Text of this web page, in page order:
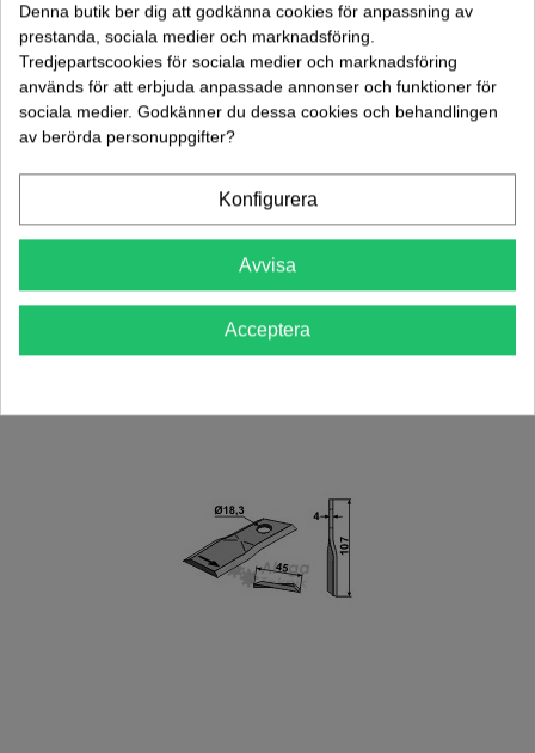
Kniv Slåtterkross (80-149)
11,00 kr (exkl. moms)
Lägg Till I Varukorgen
Denna butik ber dig att godkänna cookies för anpassning av
prestanda, sociala medier och marknadsföring.
Tredjepartscookies för sociala medier och marknadsföring
används för att erbjuda anpassade annonser och funktioner för
sociala medier. Godkänner du dessa cookies och behandlingen
av berörda personuppgifter?
Konfigurera
Avvisa
Acceptera